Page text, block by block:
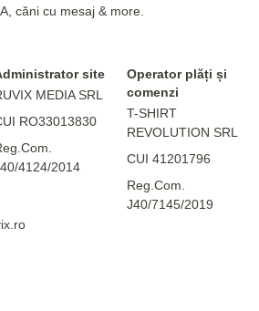
căni cu mesaj & more.
site
MEDIA SRL
RO33013830
4124/2014
Operator plăți și
comenzi
T-SHIRT
REVOLUTION SRL
CUI 41201796
Reg.Com.
J40/7145/2019